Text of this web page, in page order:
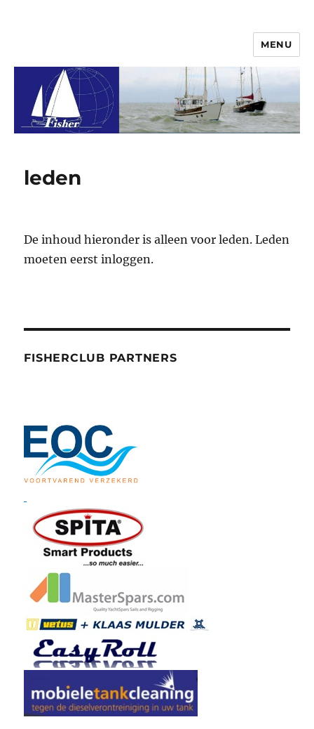
© 2026 Vereniging FisherClub
MENU
leden
De inhoud hieronder is alleen voor leden. Leden
moeten eerst inloggen.
FISHERCLUB PARTNERS